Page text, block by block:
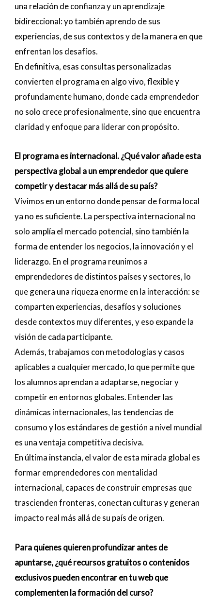
una relación de confianza y un aprendizaje
bidireccional: yo también aprendo de sus
experiencias, de sus contextos y de la manera en que
enfrentan los desafíos.
En definitiva, esas consultas personalizadas
convierten el programa en algo vivo, flexible y
profundamente humano, donde cada emprendedor
no solo crece profesionalmente, sino que encuentra
claridad y enfoque para liderar con propósito.
El programa es internacional. ¿Qué valor añade esta
perspectiva global a un emprendedor que quiere
competir y destacar más allá de su país?
Vivimos en un entorno donde pensar de forma local
ya no es suficiente. La perspectiva internacional no
solo amplía el mercado potencial, sino también la
forma de entender los negocios, la innovación y el
liderazgo. En el programa reunimos a
emprendedores de distintos países y sectores, lo
que genera una riqueza enorme en la interacción: se
comparten experiencias, desafíos y soluciones
desde contextos muy diferentes, y eso expande la
visión de cada participante.
Además, trabajamos con metodologías y casos
aplicables a cualquier mercado, lo que permite que
los alumnos aprendan a adaptarse, negociar y
competir en entornos globales. Entender las
dinámicas internacionales, las tendencias de
consumo y los estándares de gestión a nivel mundial
es una ventaja competitiva decisiva.
En última instancia, el valor de esta mirada global es
formar emprendedores con mentalidad
internacional, capaces de construir empresas que
trascienden fronteras, conectan culturas y generan
impacto real más allá de su país de origen.
Para quienes quieren profundizar antes de
apuntarse, ¿qué recursos gratuitos o contenidos
exclusivos pueden encontrar en tu web que
complementen la formación del curso?